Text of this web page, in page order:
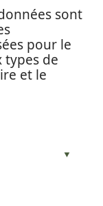
sont
pour le
types de
et le